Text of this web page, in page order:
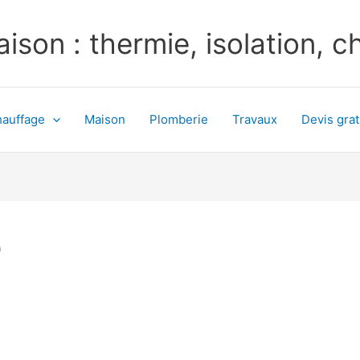
: thermie, isolation,
Maison Plomberie Travaux Devis